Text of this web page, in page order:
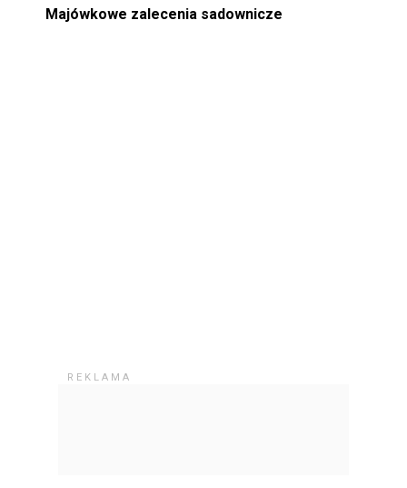
Majówkowe zalecenia sadownicze